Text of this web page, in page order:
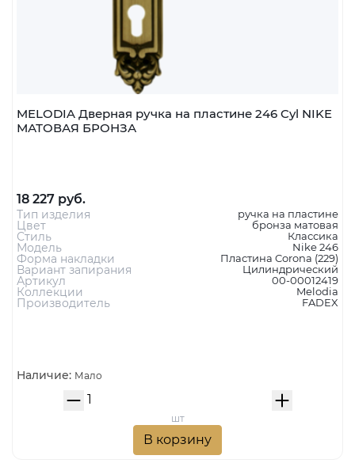
MELODIA Дверная ручка на пластине 246 Cyl NIKE
МАТОВАЯ БРОНЗА
18 227 руб.
Тип изделия ручка на пластине
Цвет бронза матовая
Стиль Классика
Модель Nike 246
Форма накладки Пластина Corona (229)
Вариант запирания Цилиндрический
Артикул 00-00012419
Коллекции Melodia
Производитель FADEX
Наличие: Мало
шт
В корзину